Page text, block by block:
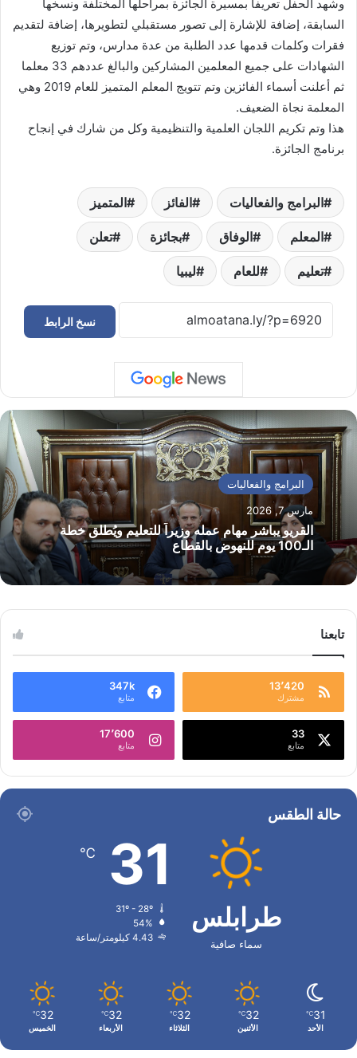
وشهد الحفل تعريفاً بمسيرة الجائزة بمراحلها المختلفة ونسخها
السابقة، إضافة للإشارة إلى تصور مستقبلي لتطويرها، إضافة لتقديم
فقرات وكلمات قدمها عدد الطلبة من عدة مدارس، وتم توزيع
الشهادات على جميع المعلمين المشاركين والبالغ عددهم 33 معلما
ثم أعلنت أسماء الفائزين وتم تتويج المعلم المتميز للعام 2019 وهي
المعلمة نجاة الضعيف.
هذا وتم تكريم اللجان العلمية والتنظيمية وكل من شارك في إنجاح
برنامج الجائزة.
البرامج والفعاليات الفائز المتميز
المعلم الوفاق بجائزة تعلن
تعليم للعام ليبيا
نسخ الرابط
البرامج والفعاليات
مارس 7, 2026
القريو يباشر مهام عمله وزيراً للتعليم ويُطلق خطة
الـ100 يوم للنهوض بالقطاع
تابعنا
13٬420
مشترك
347k
متابع
33
متابع
17٬600
متابع
حالة الطقس
طرابلس
سماء صافية
31
℃
54%
4.43 كيلومتر/ساعة
31
℃
الأحد
32
℃
الأثنين
32
℃
الثلاثاء
32
℃
الأربعاء
32
℃
الخميس